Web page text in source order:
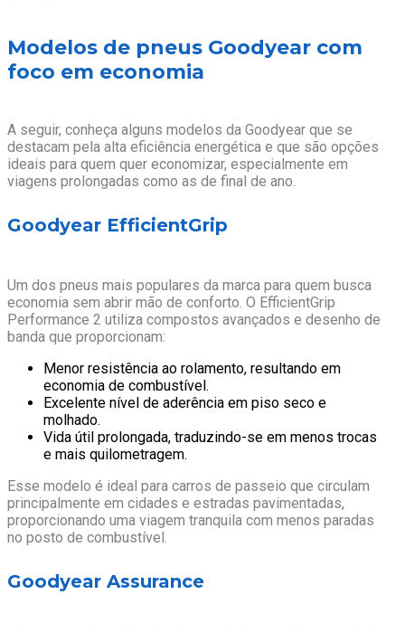
Modelos de pneus Goodyear com
foco em economia
A seguir, conheça alguns modelos da Goodyear que se
destacam pela alta eficiência energética e que são opções
ideais para quem quer economizar, especialmente em
viagens prolongadas como as de final de ano.
Goodyear EfficientGrip
Um dos pneus mais populares da marca para quem busca
economia sem abrir mão de conforto. O EfficientGrip
Performance 2 utiliza compostos avançados e desenho de
banda que proporcionam:
Menor resistência ao rolamento, resultando em
economia de combustível.
Excelente nível de aderência em piso seco e
molhado.
Vida útil prolongada, traduzindo-se em menos trocas
e mais quilometragem.
Esse modelo é ideal para carros de passeio que circulam
principalmente em cidades e estradas pavimentadas,
proporcionando uma viagem tranquila com menos paradas
no posto de combustível.
Goodyear Assurance